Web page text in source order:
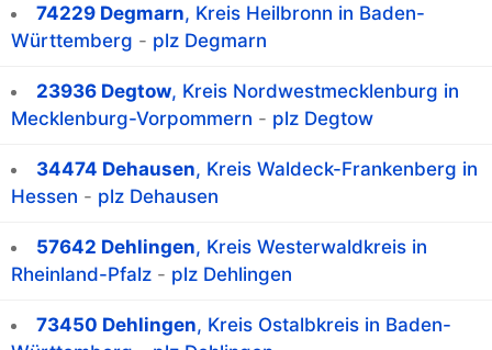
74229 Degmarn, Kreis Heilbronn in Baden-
Württemberg - plz Degmarn
23936 Degtow, Kreis Nordwestmecklenburg in
Mecklenburg-Vorpommern - plz Degtow
34474 Dehausen, Kreis Waldeck-Frankenberg in
Hessen - plz Dehausen
57642 Dehlingen, Kreis Westerwaldkreis in
Rheinland-Pfalz - plz Dehlingen
73450 Dehlingen, Kreis Ostalbkreis in Baden-